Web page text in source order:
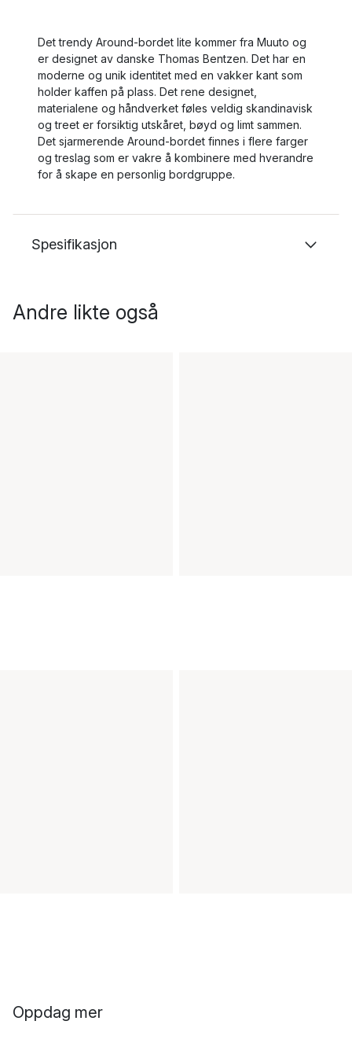
Det trendy Around-bordet lite kommer fra Muuto og
er designet av danske Thomas Bentzen. Det har en
moderne og unik identitet med en vakker kant som
holder kaffen på plass. Det rene designet,
materialene og håndverket føles veldig skandinavisk
og treet er forsiktig utskåret, bøyd og limt sammen.
Det sjarmerende Around-bordet finnes i flere farger
og treslag som er vakre å kombinere med hverandre
for å skape en personlig bordgruppe.
Spesifikasjon
Andre likte også
Oppdag mer